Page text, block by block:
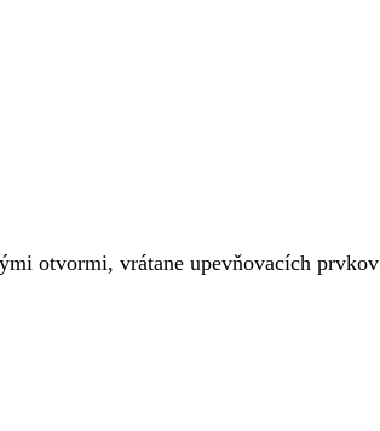
otvormi, vrátane upevňovacích prvkov